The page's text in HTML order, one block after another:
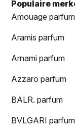
Populaire
Amouage parfum
Aramis parfum
Arnami parfum
Azzaro parfum
BALR. parfum
BVLGARI parfum